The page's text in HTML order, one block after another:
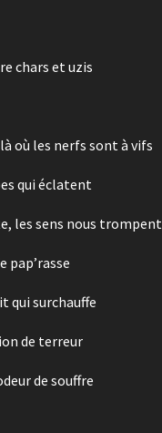
chars et uzis
où les nerfs sont à vifs
qui éclatent
les sens nous trompent
pap’rasse
qui surchauffe
de terreur
de souffre